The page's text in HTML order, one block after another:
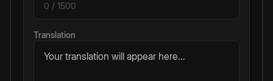
0 / 1500
Translation
Your translation will appear here...